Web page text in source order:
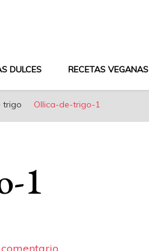
DULCES RECETAS VEGANAS
trigo Ollica-de-trigo-1
1